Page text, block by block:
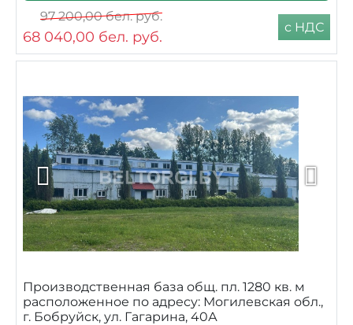
97 200,00бел. руб.
68 040,00 бел. руб.
с НДС
Производственная база общ. пл. 1280 кв. м
расположенное по адресу: Могилевская обл.,
г. Бобруйск, ул. Гагарина, 40А